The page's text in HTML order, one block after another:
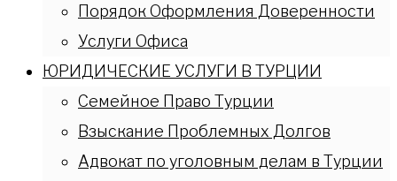
Порядок Оформления Доверенности
Услуги Офиса
ЮРИДИЧЕСКИЕ УСЛУГИ В ТУРЦИИ
Семейное Право Турции
Взыскание Проблемных Долгов
Адвокат по уголовным делам в Турции